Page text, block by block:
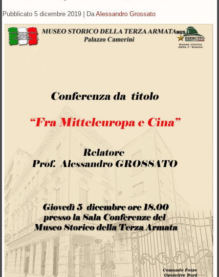
Pubblicato 5 dicembre 2019 | Da Alessandro Grossato